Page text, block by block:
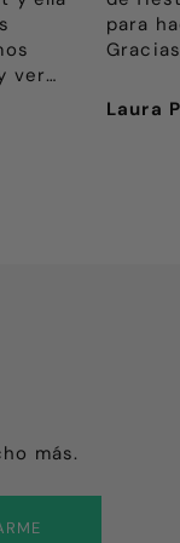
ver
tanta
para
Laura
más.